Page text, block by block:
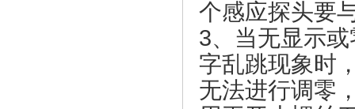
个感应探头要
3、当无显示
字乱跳现象时
无法进行调零